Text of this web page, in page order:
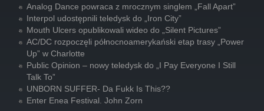
Analog Dance powraca z mrocznym singlem „Fall Apart”
Interpol udostępnili teledysk do „Iron City”
Mouth Ulcers opublikowali wideo do „Silent Pictures”
AC/DC rozpoczęli północnoamerykański etap trasy „Power
Up” w Charlotte
Public Opinion – nowy teledysk do „I Pay Everyone I Still
Talk To”
UNBORN SUFFER- Da Fukk Is This??
Enter Enea Festival. John Zorn